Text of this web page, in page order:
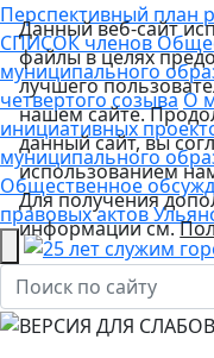
Перспективный план
СПИСОК членов
муниципального
четвертого созываО
инициативных
муниципального
Общественное
правовых актов
Данный веб-сайт
файлы в целях
лучшего
нашем сайте.
данный сайт, вы
использованием
Для получения
информации см.